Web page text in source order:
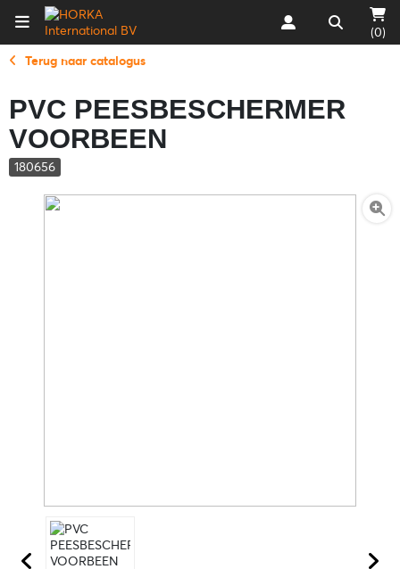
(0)
Terug naar catalogus
PVC PEESBESCHERMER
VOORBEEN
180656